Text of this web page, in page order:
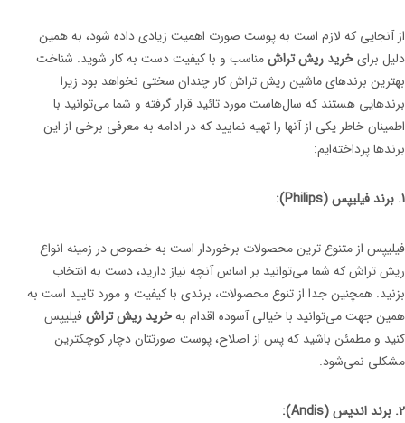
از آنجایی که لازم است به پوست صورت اهمیت زیادی داده شود، به همین
دلیل برایخرید ریش تراشمناسب و با کیفیت دست به کار شوید. شناخت
بهترین برندهای ماشین‌ ریش تراش کار چندان سختی نخواهد بود زیرا
برندهایی هستند که سال‌هاست مورد تائید قرار گرفته و شما می‌توانید با
اطمینان خاطر یکی از آنها را تهیه نمایید که در ادامه به معرفی برخی از این
برندها پرداخته‌ایم:
1. برند فیلیپس (Philips):
فیلیپس از متنوع ترین محصولات برخوردار است به خصوص در زمینه انواع
ریش تراش که شما می‌توانید بر اساس آنچه نیاز دارید، دست به انتخاب
بزنید. همچنین جدا از تنوع محصولات، برندی با کیفیت و مورد تایید است به
همین جهت می‌توانید با خیالی آسوده اقدام بهخرید ریش تراشفیلیپس
کنید و مطمئن باشید که پس از اصلاح، پوست صورتتان دچار کوچکترین
مشکلی نمی‌شود.
2. برند اندیس (Andis):